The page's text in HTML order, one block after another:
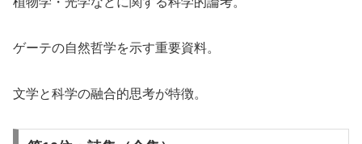
ゲーテの自然哲学を示す重要資料。
文学と科学の融合的思考が特徴。